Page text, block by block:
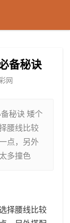
备秘诀
网
秘诀 矮个
腰线比较
点，另外
多撞色
择腰线比较